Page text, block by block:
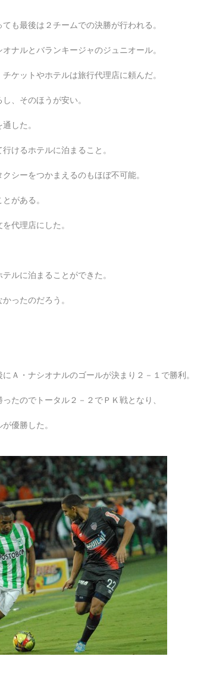
も最後は２チームでの決勝が行われる。
ナルとバランキージャのジュニオール。
ケットやホテルは旅行代理店に頼んだ。
、そのほうが安い。
した。
けるホテルに泊まること。
シーをつかまえるのもほぼ不可能。
がある。
代理店にした。
ルに泊まることができた。
ったのだろう。
Ａ・ナシオナルのゴールが決まり２－１で勝利。
たのでトータル２－２でＰＫ戦となり、
優勝した。